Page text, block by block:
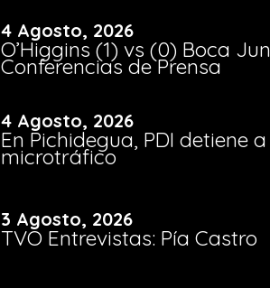
4 Agosto, 2026
O’Higgins (1) vs (0) Boca
Conferencias de Prensa
4 Agosto, 2026
En Pichidegua, PDI detiene
microtráfico
3 Agosto, 2026
TVO Entrevistas: Pía Castro